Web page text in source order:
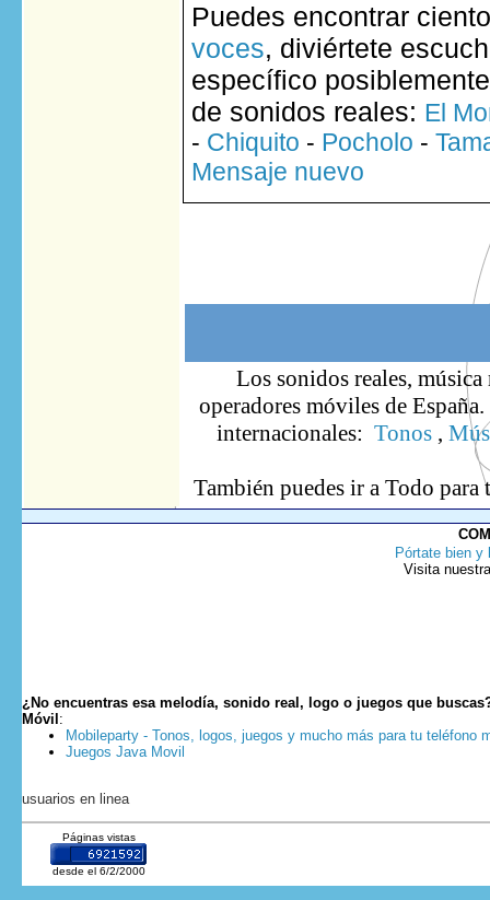
Puedes encontrar
voces, diviértete
específico
de sonidos reales: El
- Chiquito - Pocholo -
Mensaje nuevo
Los sonidos reales,
operadores móviles de
internacionales: Tonos,
También puedes ir a Todo para
Pórtate bien y
Visita
¿No encuentras esa melodía, sonido real, logo o juegos que
Móvil :
Mobileparty - Tonos, logos, juegos y mucho más para tu teléfono
Juegos Java Movil
usuarios en linea
Páginas vistas
desde el 6/2/2000